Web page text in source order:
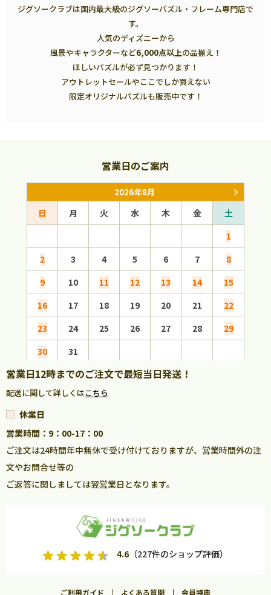
ジグソークラブは国内最大級のジグソーパズル・フレーム専門店で
す。
人気のディズニーから
風景やキャラクターなど6,000点以上の品揃え！
ほしいパズルが必ず見つかります！
アウトレットセールやここでしか買えない
限定オリジナルパズルも販売中です！
営業日のご案内
2026年8月
日 月 火 水 木 金
土
1
2
3 4 5 6 7
8
9
10 11 12 13 14
15
16
17 18 19 20 21
22
23
24 25 26 27 28
29
30
31
営業日12時までのご注文で最短当日発送！
配送に関して詳しくはこちら
休業日
営業時間：9：00-17：00
ご注文は24時間年中無休で受け付けておりますが、営業時間外の注
文やお問合せ等の
ご返答に関しましては翌営業日となります。
4.6（227件のショップ評価）
ご利用ガイド よくある質問 会員特典